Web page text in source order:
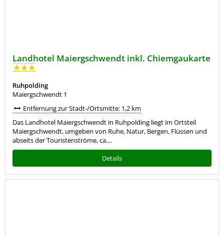
Landhotel Maiergschwendt inkl. Chiemgaukarte
Ruhpolding
Maiergschwendt 1
Entfernung zur Stadt-/Ortsmitte: 1,2 km
Das Landhotel Maiergschwendt in Ruhpolding liegt im Ortsteil
Maiergschwendt, umgeben von Ruhe, Natur, Bergen, Flüssen und
abseits der Touristenströme, ca....
Details